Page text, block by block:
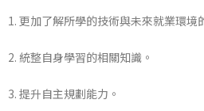
1. 更加了解所學的技術與未來就業環境
2. 統整自身學習的相關知識。
3. 提升自主規劃能力。